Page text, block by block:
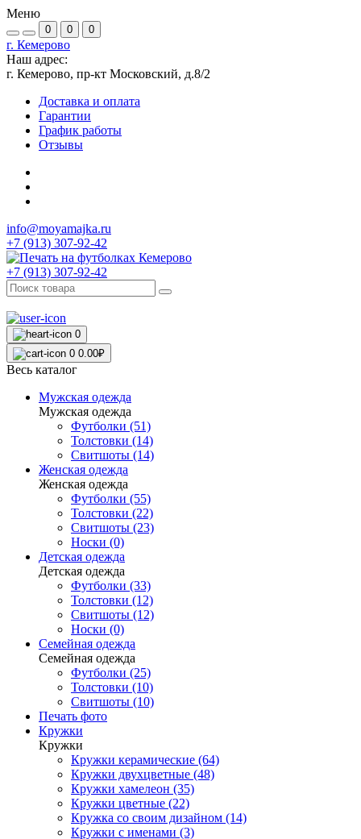
Меню
0 0 0
г. Кемерово
Наш адрес:
г. Кемерово, пр-кт Московский, д.8/2
Доставка и оплата
Гарантии
График работы
Отзывы
info@moyamajka.ru
+7 (913) 307-92-42
+7 (913) 307-92-42
0
0 0.00₽
Весь каталог
Мужская одежда
Мужская одежда
Футболки (51)
Толстовки (14)
Свитшоты (14)
Женская одежда
Женская одежда
Футболки (55)
Толстовки (22)
Свитшоты (23)
Носки (0)
Детская одежда
Детская одежда
Футболки (33)
Толстовки (12)
Свитшоты (12)
Носки (0)
Семейная одежда
Семейная одежда
Футболки (25)
Толстовки (10)
Свитшоты (10)
Печать фото
Кружки
Кружки
Кружки керамические (64)
Кружки двухцветные (48)
Кружки хамелеон (35)
Кружки цветные (22)
Кружка со своим дизайном (14)
Кружки с именами (3)